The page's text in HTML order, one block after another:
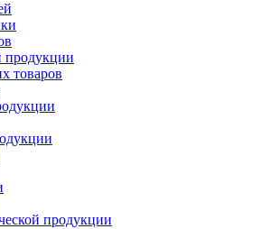
продукции
товаров
продукции